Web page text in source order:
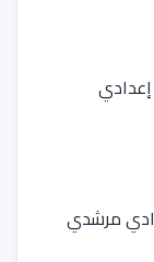
إعدادي
مرشدي